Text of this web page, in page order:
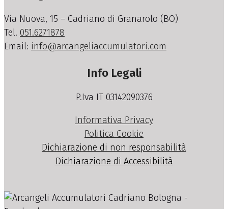
Via Nuova, 15 – Cadriano di Granarolo (BO)
Tel. 051.6271878
Email: info@arcangeliaccumulatori.com
Info Legali
P.Iva IT 03142090376
Informativa Privacy
Politica Cookie
Dichiarazione di non responsabilità
Dichiarazione di Accessibilità